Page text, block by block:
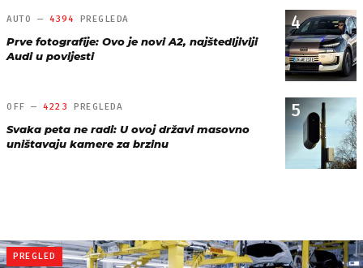
4
AUTO — 4394 PREGLEDA
Prve fotografije: Ovo je novi A2, najštedljiviji
Audi u povijesti
5
OFF —4223 PREGLEDA
Svaka peta ne radi: U ovoj državi masovno
uništavaju kamere za brzinu
PREGLED